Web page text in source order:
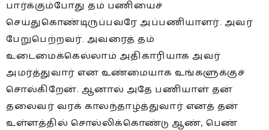
பார்க்கும்போது தம் பணியைச்
செய்துகொண்டிருப்பவரே அப்பணியாளர். அவர்
பேறுபெற்றவர். அவரைத் தம்
உடைமைக்கெல்லாம் அதிகாரியாக அவர்
அமர்த்துவார் என உண்மையாக உங்களுக்குச்
சொல்கிறேன். ஆனால் அதே பணியாள் தன்
தலைவர் வரக் காலந்தாழ்த்துவார் எனத் தன்
உள்ளத்தில் சொல்லிக்கொண்டு ஆண், பெண்